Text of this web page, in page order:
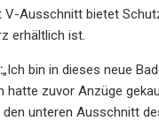
Ausschnitt bietet
erhältlich ist.
„Ich bin in dieses neue
hatte zuvor Anzüge
den unteren Ausschnitt